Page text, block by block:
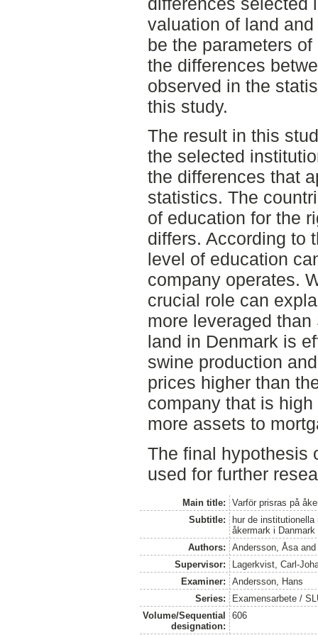
valuation of land
be the parameters
the differences
observed in the
this study.
The result in this
the selected
the differences that
statistics. The
of education for the
differs. According to
level of education
company operates.
crucial role can
more leveraged
land in Denmark is
swine production
prices higher than
company that is
more assets to
The final hypothesis
used for further
Main title:
Varför prisras på
Subtitle:
hur de
åkermark i
Authors:
Andersson, Åsa
Supervisor:
Lagerkvist, Carl-
Examiner:
Andersson, Hans
Series:
Examensarbete /
Volume/Sequential
designation:
606